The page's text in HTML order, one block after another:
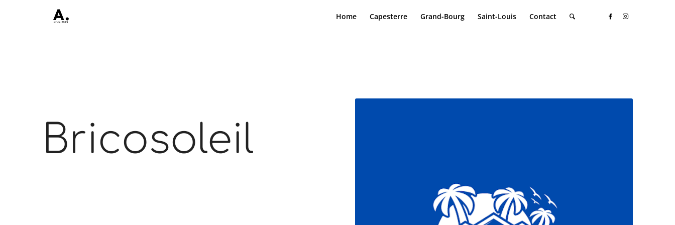
Home Capesterre Grand-Bourg Saint-Louis Contact
Bricosoleil